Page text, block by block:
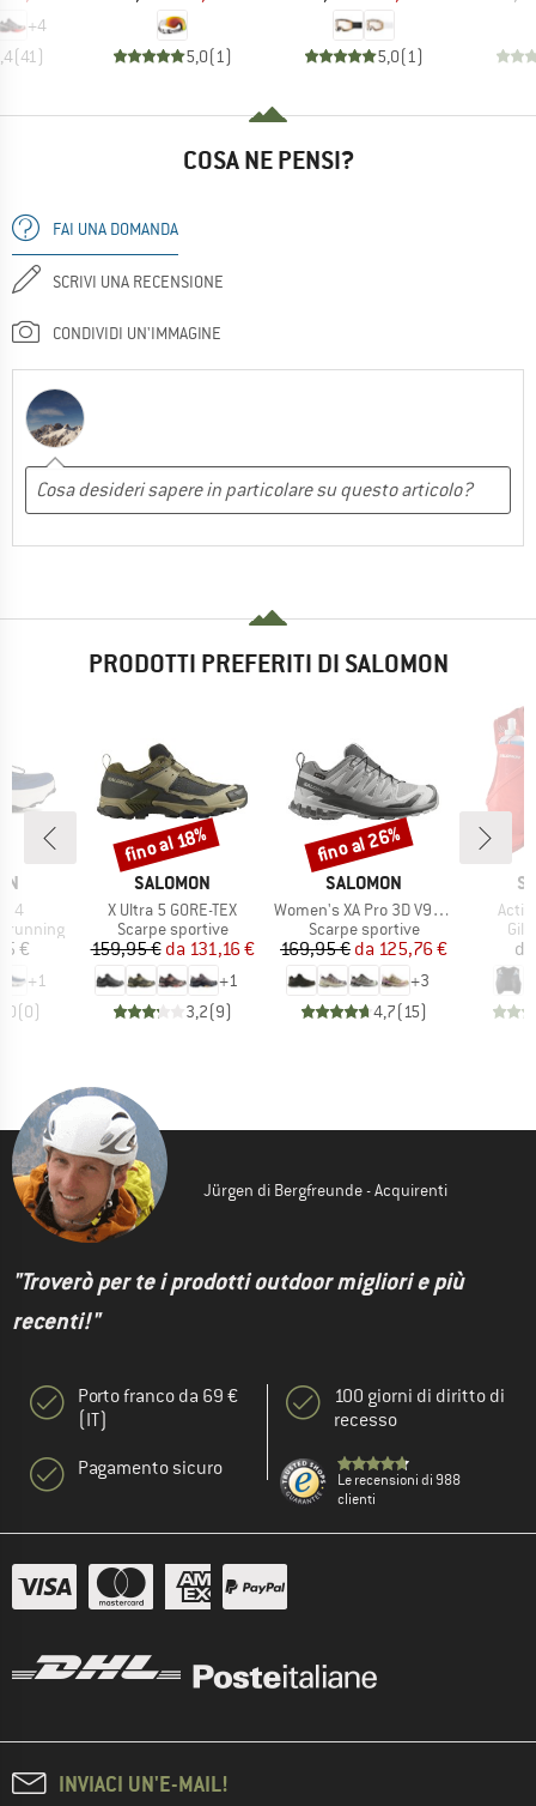
+4
(41 ) 5,0(1 ) 5,0(1 )
COSA NE PENSI?
FAI UNA DOMANDA
SCRIVI UNA RECENSIONE
CONDIVIDI UN'IMMAGINE
PRODOTTI PREFERITI DI SALOMON
4
running
€
+1
(0)
MARCHIO
SALOMON
Articolo
X Ultra 5 GORE-TEX
Gruppo di prodotti
Scarpe sportive
Prezzo
159,95 € Prezzo ridotto
da 131,16 €
+1
3,2(9)
Sconto
fino al 18%
MARCHIO
SALOMON
Articolo
Women's XA Pro 3D V9 GTX
Gruppo di prodotti
Scarpe sportive
Prezzo
169,95 € Prezzo ridotto
da 125,76 €
+3
4,7(15)
Sconto
fino al 26%
da
Jürgen di Bergfreunde - Acquirenti
"Troverò per te i prodotti outdoor migliori e più
recenti!"
Porto franco da 69 €
(IT)
Pagamento sicuro
100 giorni di diritto di
recesso
Le recensioni di 988
clienti
INVIACI UN'E-MAIL!